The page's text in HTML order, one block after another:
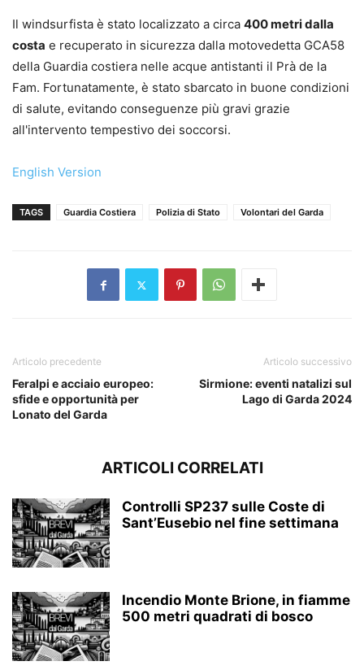
Il windsurfista è stato localizzato a circa 400 metri dalla
costa e recuperato in sicurezza dalla motovedetta GCA58
della Guardia costiera nelle acque antistanti il Prà de la
Fam. Fortunatamente, è stato sbarcato in buone condizioni
di salute, evitando conseguenze più gravi grazie
all'intervento tempestivo dei soccorsi.
English Version
TAGS Guardia Costiera Polizia di Stato Volontari del Garda
Articolo precedente
Feralpi e acciaio europeo:
sfide e opportunità per
Lonato del Garda
Articolo successivo
Sirmione: eventi natalizi sul
Lago di Garda 2024
ARTICOLI CORRELATI
Controlli SP237 sulle Coste di
Sant’Eusebio nel fine settimana
Incendio Monte Brione, in fiamme
500 metri quadrati di bosco